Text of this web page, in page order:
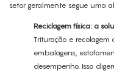
setor geralmente segue uma
Reciclagem física: a
Trituração e
embalagens,
desempenho. Isso